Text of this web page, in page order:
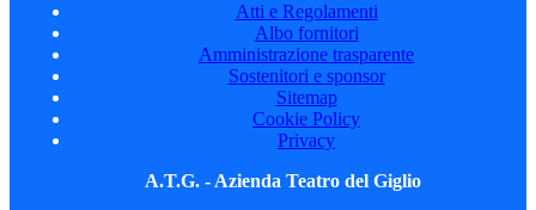
Atti e Regolamenti
Albo fornitori
Amministrazione trasparente
Sostenitori e sponsor
Sitemap
Cookie Policy
Privacy
A.T.G. - Azienda Teatro del Giglio